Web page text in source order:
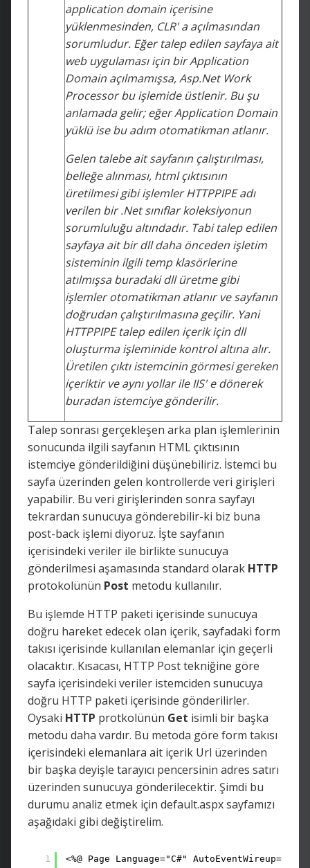
application domain içerisine
yüklenmesinden, CLR' a açılmasından
sorumludur. Eğer talep edilen sayfaya ait
web uygulaması için bir Application
Domain açılmamışsa, Asp.Net Work
Processor bu işlemide üstlenir. Bu şu
anlamada gelir; eğer Application Domain
yüklü ise bu adım otomatikman atlanır.
Gelen talebe ait sayfanın çalıştırılması,
belleğe alınması, html çıktısının
üretilmesi gibi işlemler HTTPPIPE adı
verilen bir .Net sınıflar koleksiyonun
sorumluluğu altındadır. Tabi talep edilen
sayfaya ait bir dll daha önceden işletim
sisteminin ilgili temp klasörlerine
atılmışsa buradaki dll üretme gibi
işlemler otomatikman atlanır ve sayfanın
doğrudan çalıştırılmasına geçilir. Yani
HTTPPIPE talep edilen içerik için dll
oluşturma işleminide kontrol altına alır.
Üretilen çıktı istemcinin görmesi gereken
içeriktir ve aynı yollar ile IIS' e dönerek
buradan istemciye gönderilir.
Talep sonrası gerçekleşen arka plan işlemlerinin
sonucunda ilgili sayfanın HTML çıktısının
istemciye gönderildiğini düşünebiliriz. İstemci bu
sayfa üzerinden gelen kontrollerde veri girişleri
yapabilir. Bu veri girişlerinden sonra sayfayı
tekrardan sunucuya gönderebilir-ki biz buna
post-back işlemi diyoruz. İşte sayfanın
içerisindeki veriler ile birlikte sunucuya
gönderilmesi aşamasında standard olarak HTTP
protokolünün Post metodu kullanılır.
Bu işlemde HTTP paketi içerisinde sunucuya
doğru hareket edecek olan içerik, sayfadaki form
takısı içerisinde kullanılan elemanlar için geçerli
olacaktır. Kısacası, HTTP Post tekniğine göre
sayfa içerisindeki veriler istemciden sunucuya
doğru HTTP paketi içerisinde gönderilirler.
Oysaki HTTP protkolünün Get isimli bir başka
metodu daha vardır. Bu metoda göre form takısı
içerisindeki elemanlara ait içerik Url üzerinden
bir başka deyişle tarayıcı pencersinin adres satırı
üzerinden sunucuya gönderilecektir. Şimdi bu
durumu analiz etmek için default.aspx sayfamızı
aşağıdaki gibi değiştirelim.
1
<%@ Page Language="C#"